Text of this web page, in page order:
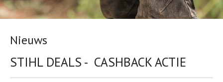
Nieuws
STIHL DEALS - CASHBACK ACTIE